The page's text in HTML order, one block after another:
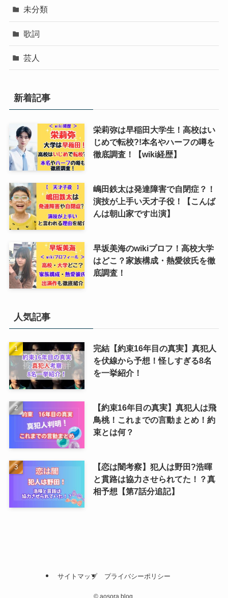
未分類
歌詞
芸人
新着記事
栄莉弥は早稲田大学生！高校はい
じめで転校?!本名やハーフの噂を
徹底調査！【wiki経歴】
嶋田鉄太は発達障害で自閉症？！
演技が上手い天才子役！【こんば
んは朝山家です出演】
早坂美海のwikiプロフ！高校大学
はどこ？家族構成・熱愛彼氏を徹
底調査！
人気記事
完結【約束16年目の真実】真犯人
を伏線から予想！怪しすぎる8名
を一挙紹介！
【約束16年目の真実】真犯人は飛
鳥桃！これまでの言動まとめ！約
束とは何？
【恋は闇考察】犯人は野田?浩暉
と貫路は協力させられてた！？真
相予想【第7話分追記】
サイトマップ プライバシーポリシー
© aosora blog.